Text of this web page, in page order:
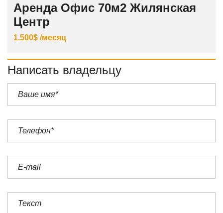
Аренда Офис 70м2 Жилянская
Центр
1.500$ /месяц
Написать владельцу